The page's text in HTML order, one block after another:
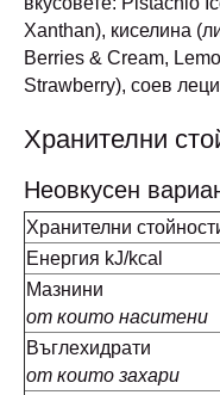
Xanthan), киселина
Berries & Cream,
Strawberry), соев
Хранителни
Неовкусен
Хранителни
Енергия kJ/kcal
Мазнини
от които наситени
Въглехидрати
от които захари